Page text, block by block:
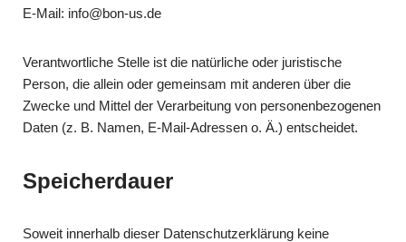
E-Mail: info@bon-us.de
Verantwortliche Stelle ist die natürliche oder juristische
Person, die allein oder gemeinsam mit anderen über die
Zwecke und Mittel der Verarbeitung von personenbezogenen
Daten (z. B. Namen, E-Mail-Adressen o. Ä.) entscheidet.
Speicherdauer
Soweit innerhalb dieser Datenschutzerklärung keine